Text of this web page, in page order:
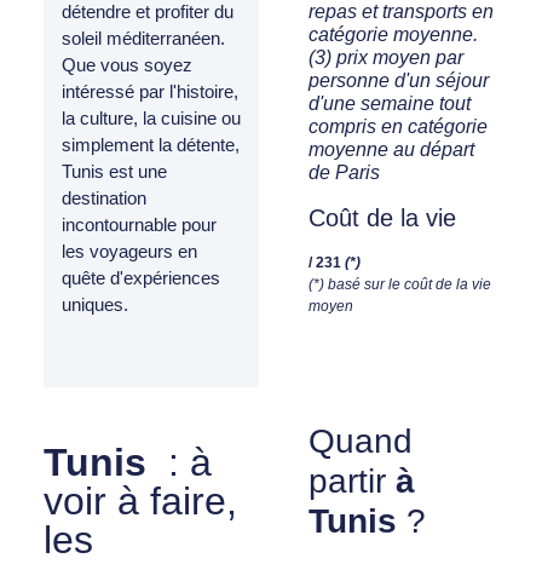
détendre et profiter du
soleil méditerranéen.
Que vous soyez
intéressé par l'histoire,
la culture, la cuisine ou
simplement la détente,
Tunis est une
destination
incontournable pour
les voyageurs en
quête d'expériences
uniques.
Tunis
: à
voir à faire,
les
repas et transports en
catégorie moyenne.
(3) prix moyen par
personne d'un séjour
d'une semaine tout
compris en catégorie
moyenne au départ
de Paris
Coût de la vie
/ 231 (*)
(*) basé sur le coût de la vie
moyen
Quand
partir à
Tunis ?